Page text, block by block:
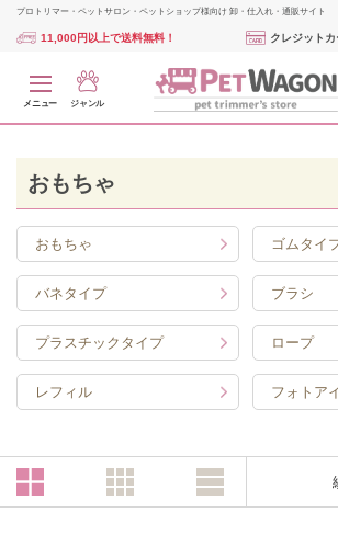
プロトリマー・ペットサロン・ペットショップ様向け 卸・仕入れ・通販サイト
11,000円以上で送料無料！ クレジット
メニュー ジャンル
おもちゃ
おもちゃ ゴムタイ
バネタイプ ブラシ
プラスチックタイプ ロープ
レフィル フォトア